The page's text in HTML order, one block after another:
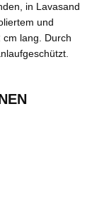
in Lavasand
und
cm lang. Durch